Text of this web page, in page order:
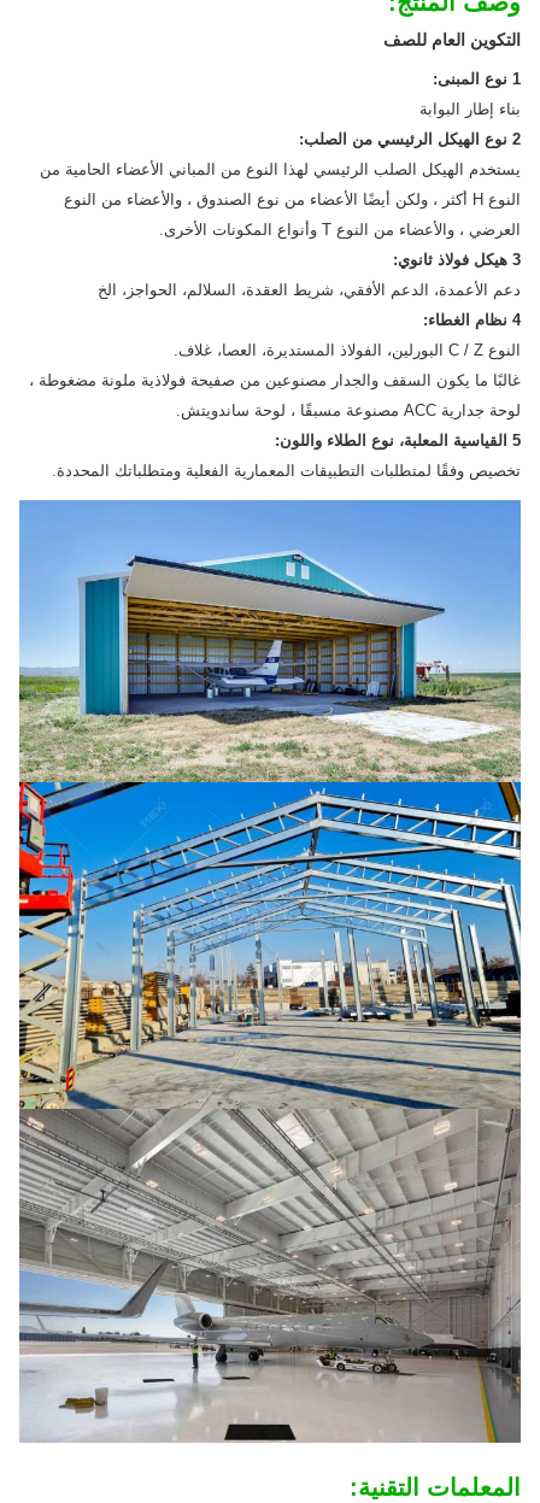
التكوين العام للصف
1 نوع المبنى:
بناء إطار البوابة
2 نوع الهيكل الرئيسي من الصلب:
يستخدم الهيكل الصلب الرئيسي لهذا النوع من المباني الأعضاء الحامية من
النوع H أكثر ، ولكن أيضًا الأعضاء من نوع الصندوق ، والأعضاء من النوع
العرضي ، والأعضاء من النوع T وأنواع المكونات الأخرى.
3 هيكل فولاذ ثانوي:
دعم الأعمدة، الدعم الأفقي، شريط العقدة، السلالم، الحواجز، الخ
4 نظام الغطاء:
النوع C / Z البورلين، الفولاذ المستديرة، العصا، غلاف.
غالبًا ما يكون السقف والجدار مصنوعين من صفيحة فولاذية ملونة مضغوطة ،
لوحة جدارية ACC مصنوعة مسبقًا ، لوحة ساندويتش.
5 القياسية المعلبة، نوع الطلاء واللون:
تخصيص وفقًا لمتطلبات التطبيقات المعمارية الفعلية ومتطلباتك المحددة.
المعلمات التقنية: